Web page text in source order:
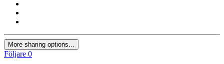
More sharing options...
Följare 0